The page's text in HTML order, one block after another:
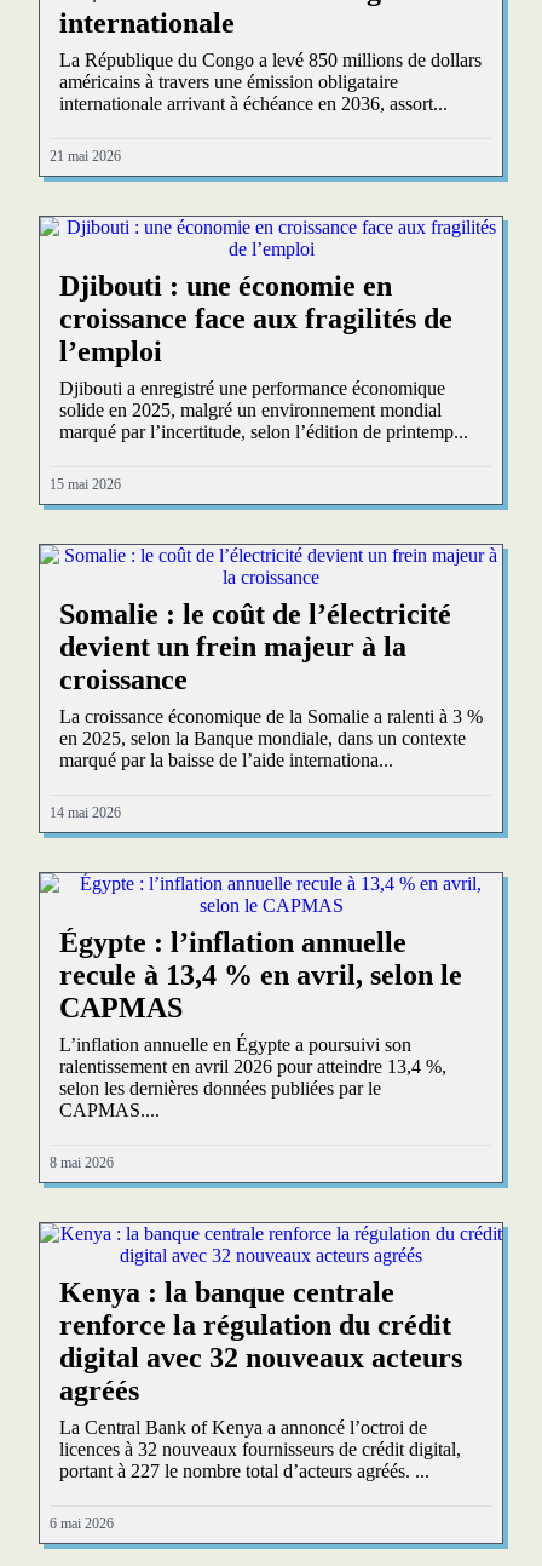
internationale
La République du Congo a levé 850 millions de dollars
américains à travers une émission obligataire
internationale arrivant à échéance en 2036, assort...
21 mai 2026
Djibouti : une économie en
croissance face aux fragilités de
l’emploi
Djibouti a enregistré une performance économique
solide en 2025, malgré un environnement mondial
marqué par l’incertitude, selon l’édition de printemp...
15 mai 2026
Somalie : le coût de l’électricité
devient un frein majeur à la
croissance
La croissance économique de la Somalie a ralenti à 3 %
en 2025, selon la Banque mondiale, dans un contexte
marqué par la baisse de l’aide internationa...
14 mai 2026
Égypte : l’inflation annuelle
recule à 13,4 % en avril, selon le
CAPMAS
L’inflation annuelle en Égypte a poursuivi son
ralentissement en avril 2026 pour atteindre 13,4 %,
selon les dernières données publiées par le
CAPMAS....
8 mai 2026
Kenya : la banque centrale
renforce la régulation du crédit
digital avec 32 nouveaux acteurs
agréés
La Central Bank of Kenya a annoncé l’octroi de
licences à 32 nouveaux fournisseurs de crédit digital,
portant à 227 le nombre total d’acteurs agréés. ...
6 mai 2026